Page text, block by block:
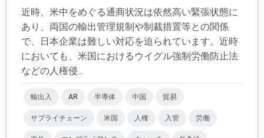
近時、米中をめぐる通商状況は依然高い緊張状態に
あり、両国の輸出管理規制や制裁措置等との関係
で、日本企業は難しい対応を迫られています。近時
においても、米国におけるウイグル強制労働防止法
などの人権侵...
輸出入 AR 半導体 中国 貿易
サプライチェーン 米国 人権 入管 労働